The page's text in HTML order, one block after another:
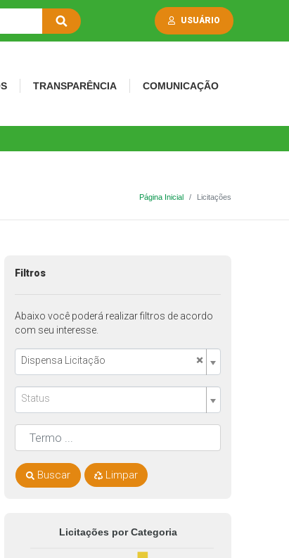
USUÁRIO
TRANSPARÊNCIA COMUNICAÇÃO
Página Inicial Licitações
Filtros
Abaixo você poderá realizar filtros de acordo
com seu interesse.
×
Dispensa Licitação
Status
Buscar Limpar
Licitações por Categoria